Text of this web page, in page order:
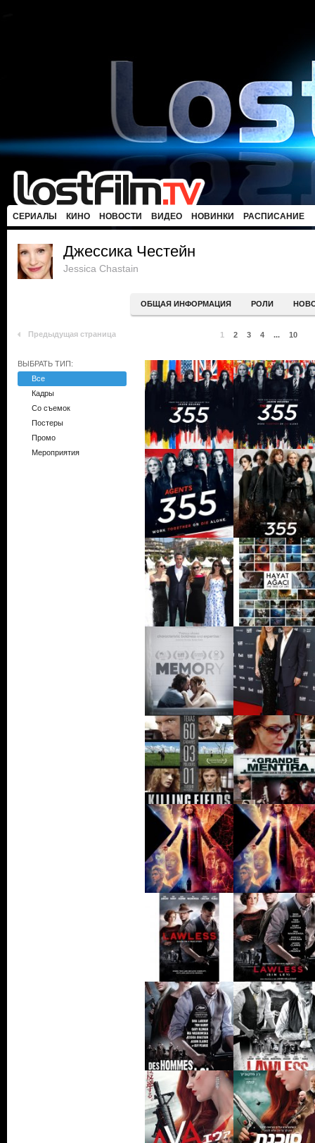
СЕРИАЛЫ КИНО НОВОСТИ ВИДЕО НОВИНКИ РАСПИСАНИЕ
Джессика Честейн
Jessica Chastain
ОБЩАЯ ИНФОРМАЦИЯ РОЛИ
Предыдущая страница 1 2 3 4 ... 10
ВЫБРАТЬ ТИП:
Все
Кадры
Со съемок
Постеры
Промо
Мероприятия